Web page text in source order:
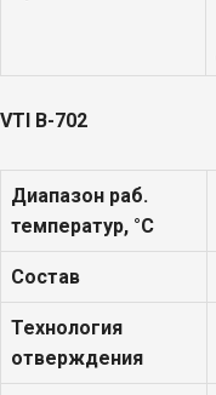
VTI В-702
Диапазон раб.
температур, °С
Состав
Технология
отверждения